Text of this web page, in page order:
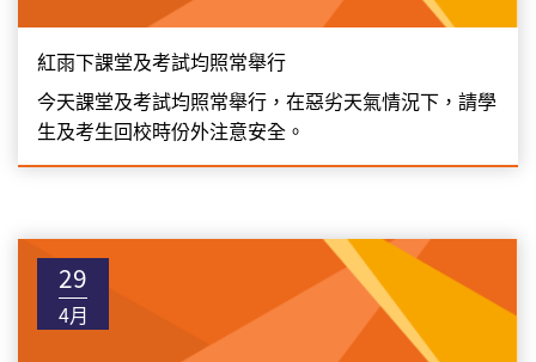
紅雨下課堂及考試均照常舉行
今天課堂及考試均照常舉行，在惡劣天氣情況下，請學
生及考生回校時份外注意安全。
29
4月